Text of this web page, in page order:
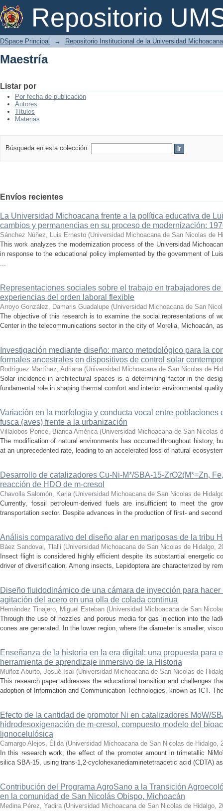
Repositorio
Maestría
DSpace Principal → Repositorio Institucional de la Universidad
Maestría
Listar por
Por fecha de publicación
Autores
Títulos
Materias
Búsqueda en esta colección:
Envíos recientes
La Universidad Michoacana frente a la política educativa de
cambios y permanencias en su proceso de modernización:
Sánchez Núñez, Luis Ernesto (Universidad Michoacana de San Nicolas de
This work analyzes the modernization process of the Universidad
in response to the educational policy implemented by the government of
...
Representaciones sociales sobre el trabajo en trabajadores
experiencias del orden laboral flexible
Arroyo González, Damaris Guadalupe (Universidad Michoacana de San
The objective of this research is to examine the social representations of
Center in the telecommunications sector in the city of Morelia, Michoacán,
Investigación mediante diseño: marco metodológico para la
formales ancestrales en dispositivos de control solar
Rodríguez Martínez, Adriana (Universidad Michoacana de San Nicolas de
Solar incidence in architectural spaces is a determining factor in the
fundamental role in shaping thermal comfort and interior environmental
Variación en la morfología y conducta vocal entre poblaciones
fusca (aves) frente a la urbanización
Villalobos Ponce, Bianca América (Universidad Michoacana de San Nicolas
The modification of natural environments has occurred throughout history,
at an unprecedented rate, leading to an accelerated loss of natural
Desarrollo de catalizadores Cu-Ni-M*/SBA-15-ZrO2(M*=Zn,
reacción de HDO de m-cresol
Chavolla Salomón, Karla (Universidad Michoacana de San Nicolas de
Currently, fossil petroleum-derived fuels are insufficient to meet the
transportation sector. Despite advances in the production of first- and
Análisis comparativo del diseño alar en mariposas de la tribu
Báez Sandoval, Tlalli (Universidad Michoacana de San Nicolas de Hidalgo,
Insect flight is considered highly efficient despite its substantial energetic
driver of diversification. Among insects, Lepidoptera are characterized by
Diseño fluidodinámico de una cámara de inyección para
agitación del acero en una olla de colada continua
Hernández Tinajero, Miguel Esteban (Universidad Michoacana de San
Through the use of nozzles and porous media for gas injection into the
cones are generated. In the lower region, where the diameter is smaller,
Enseñanza de la historia en la era digital: una propuesta para
herramienta de aprendizaje inmersivo de la Historia
Muñoz Aburto, Josué Isaí (Universidad Michoacana de San Nicolas de
This research paper addresses the educational transition and challenges
adoption of Information and Communication Technologies, known as ICT.
Efecto de la cantidad de promotor Ni en catalizadores MoW/
hidrodesoxigenación de m-cresol, compuesto modelo del
lignocelulósica
Camargo Alejos, Élida (Universidad Michoacana de San Nicolas de Hidalgo,
In this research work, the effect of the promoter amount in trimetallic
silica SBA-15, using trans-1,2-cyclohexanediaminetetraacetic acid (CDTA)
Contribución del Programa AgroSano a la Transición
en la comunidad de San Nicolás Obispo, Michoacán
Medina Pérez, Yadira (Universidad Michoacana de San Nicolas de Hidalgo,